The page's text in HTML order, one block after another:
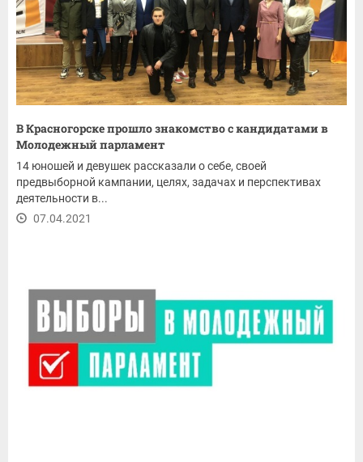
В Красногорске прошло знакомство с кандидатами в
Молодежный парламент
14 юношей и девушек рассказали о себе, своей
предвыборной кампании, целях, задачах и перспективах
деятельности в...
07.04.2021